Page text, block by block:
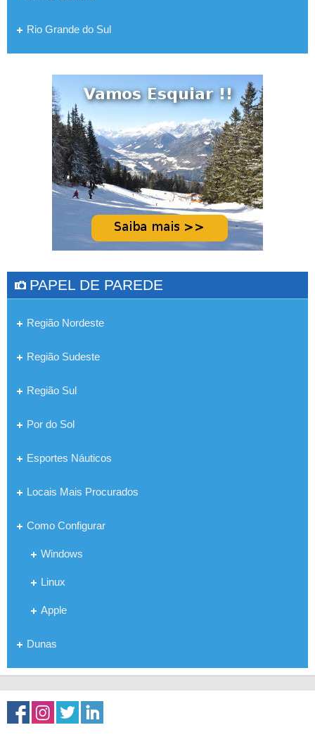
Rio Grande do Sul
PAPEL DE PAREDE
Região Nordeste
Região Sudeste
Região Sul
Por do Sol
Esportes Náuticos
Locais Mais Procurados
Como Configurar
Windows
Linux
Apple
Dunas